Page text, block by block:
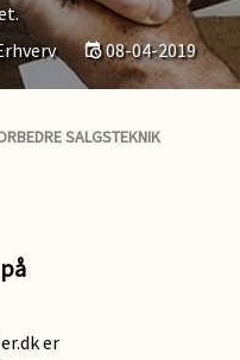
08-04-2019
SALGSTEKNIK
er